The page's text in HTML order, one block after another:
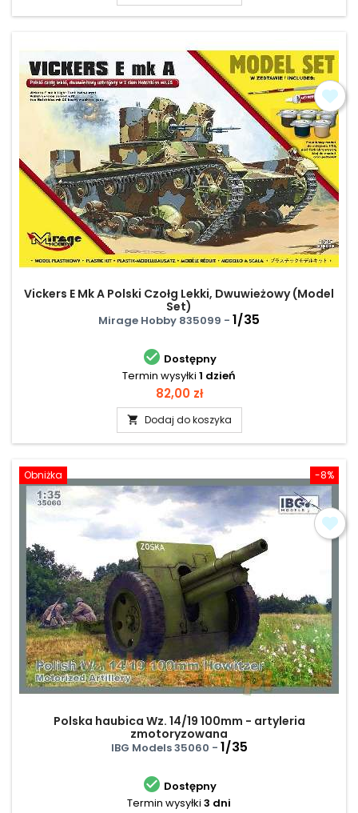
Vickers E Mk A Polski Czołg Lekki, Dwuwieżowy (Model
Set)
Mirage Hobby 835099 - 1/35
 Dostępny
Termin wysyłki 1 dzień
Cena
82,00 zł
 Dodaj do koszyka
-8%
Obniżka
Polska haubica Wz. 14/19 100mm - artyleria
zmotoryzowana
IBG Models 35060 - 1/35
 Dostępny
Termin wysyłki 3 dni